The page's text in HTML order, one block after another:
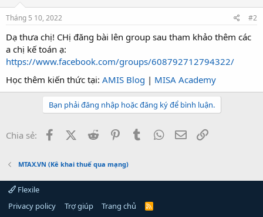
Tháng 5 10, 2022 #2
Dạ thưa chị! CHị đăng bài lên group sau tham khảo thêm các
a chị kế toán ạ:
https://www.facebook.com/groups/608792712794322/
Học thêm kiến thức tại: AMIS Blog | MISA Academy
Bạn phải đăng nhập hoặc đăng ký để bình luận.
Chia sẻ: FacebookX (Twitter)
Reddit PinterestTumblr WhatsApp
Email
MTAX.VN (Kê khai thuế qua mạng)
Flexile
Privacy policy
Trợ giúp Trang chủ
R